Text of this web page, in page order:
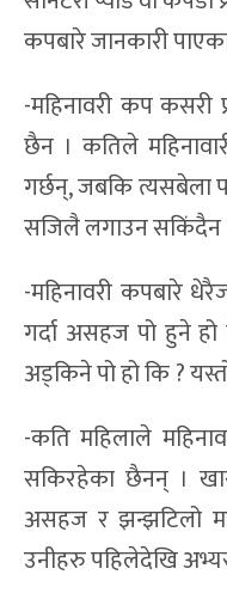
कपबारे जानकारी
-महिनावरी कप कसरी
छैन । कतिले
गर्छन्, जबकि त्यसबेला
सजिलै लगाउन सकिंदैन
-महिनावरी कपबारे
गर्दा असहज पो हुने हो
अड्किने पो हो कि ?
-कति महिलाले
सकिरहेका छैनन् ।
असहज र झन्झटिलो
उनीहरु पहिलेदेखि